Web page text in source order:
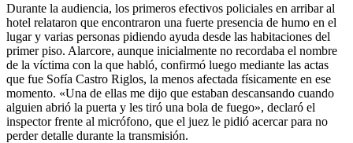
Durante la audiencia, los primeros efectivos policiales en arribar al
hotel relataron que encontraron una fuerte presencia de humo en el
lugar y varias personas pidiendo ayuda desde las habitaciones del
primer piso. Alarcore, aunque inicialmente no recordaba el nombre
de la víctima con la que habló, confirmó luego mediante las actas
que fue Sofía Castro Riglos, la menos afectada físicamente en ese
momento. «Una de ellas me dijo que estaban descansando cuando
alguien abrió la puerta y les tiró una bola de fuego», declaró el
inspector frente al micrófono, que el juez le pidió acercar para no
perder detalle durante la transmisión.